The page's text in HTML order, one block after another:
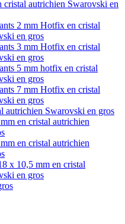
cristal autrichien Swarovski en
2 mm Hotfix en cristal
en gros
3 mm Hotfix en cristal
en gros
5 mm hotfix en cristal
en gros
7 mm Hotfix en cristal
en gros
autrichien Swarovski en gros
en cristal autrichien
en cristal autrichien
x 10,5 mm en cristal
en gros